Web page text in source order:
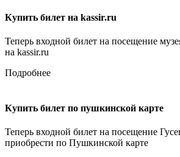
Купить билет на kassir.ru
Теперь входной билет на посещение
на kassir.ru
Подробнее
Купить билет по пушкинской карте
Теперь входной билет на посещение
приобрести по Пушкинской карте